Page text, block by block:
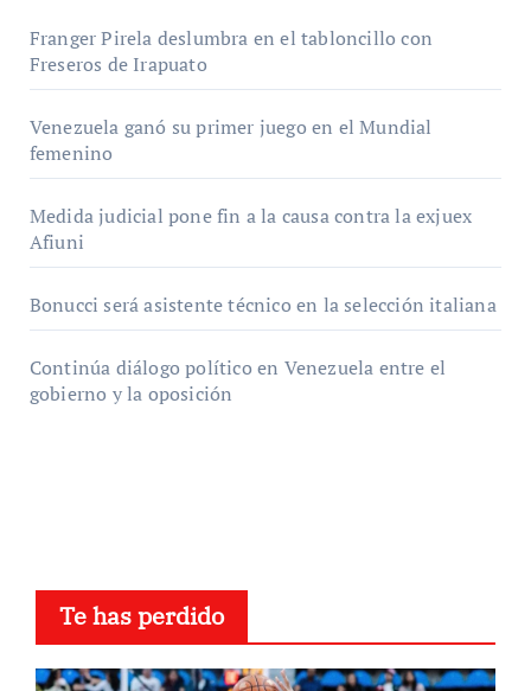
Franger Pirela deslumbra en el tabloncillo con
Freseros de Irapuato
Venezuela ganó su primer juego en el Mundial
femenino
Medida judicial pone fin a la causa contra la exjuex
Afiuni
Bonucci será asistente técnico en la selección italiana
Continúa diálogo político en Venezuela entre el
gobierno y la oposición
Te has perdido